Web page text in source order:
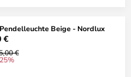
Beige - Nordlux
€
€